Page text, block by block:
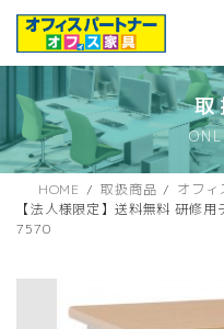
ス
キ
ン
に
HOME 取扱商品 オフィ
【法人様限定】送料無料 研修
7570